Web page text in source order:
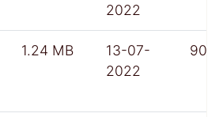
2022
1.24 MB
13-07-
2022
900